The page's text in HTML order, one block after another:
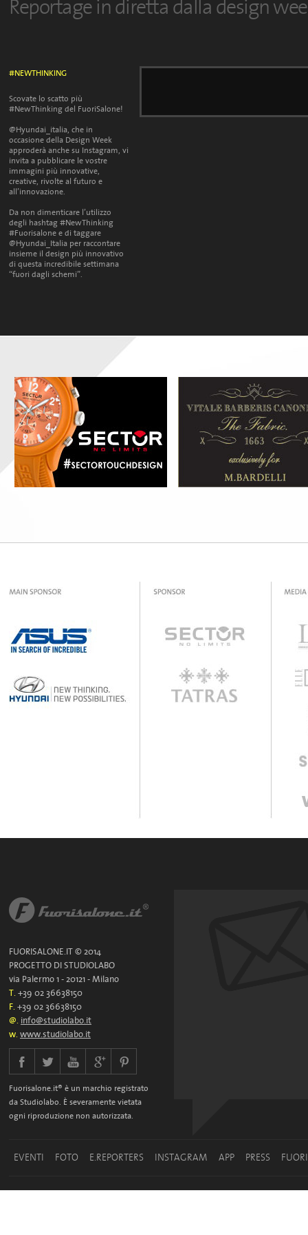
#NEWTHINKING
Scovate lo scatto più
#NewThinking del FuoriSalone!
@Hyundai_italia, che in
occasione della Design Week
approderà anche su Instagram, vi
invita a pubblicare le vostre
immagini più innovative,
creative, rivolte al futuro e
all’innovazione.
Da non dimenticare l’utilizzo
degli hashtag #NewThinking
#Fuorisalone e di taggare
@Hyundai_Italia per raccontare
insieme il design più innovativo
di questa incredibile settimana
“fuori dagli schemi”.
FUORISALONE.IT © 2014
PROGETTO DI STUDIOLABO
via Palermo 1 - 20121 - Milano
T.+39 02 36638150
F.+39 02 36638150
@.info@studiolabo.it
w.www.studiolabo.it
Fuorisalone.it® è un marchio registrato
da Studiolabo. È severamente vietata
ogni riproduzione non autorizzata.
EVENTI FOTO E.REPORTERS INSTAGRAM APP PRESS